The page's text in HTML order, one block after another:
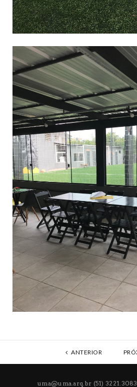
ANTERIOR
uma@uma.arq.br (51)